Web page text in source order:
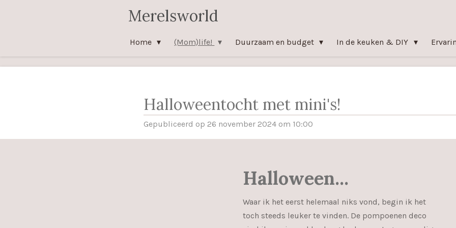
hoofdinhoud
Merelsworld
Home (Mom)life! Duurzaam en budget In de keuken & DIY
Halloweentocht met mini's!
Gepubliceerd op 26 november 2024 om 10:00
Halloween...
Waar ik het eerst helemaal niks vond, begin ik het
toch steeds leuker te vinden. De pompoenen deco